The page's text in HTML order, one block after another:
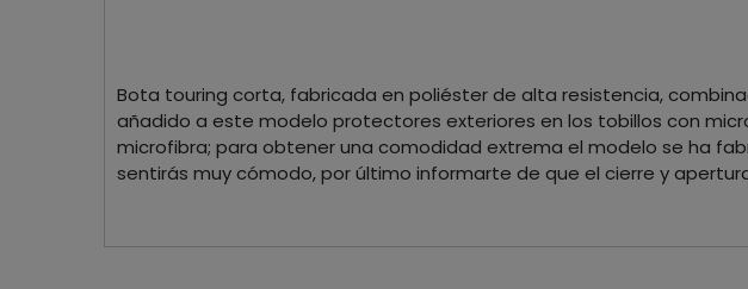
Bota touring corta, fabricada en poliéster de alta resistencia,
añadido a este modelo protectores exteriores en los tobillos con
microfibra; para obtener una comodidad extrema el modelo se ha
sentirás muy cómodo, por último informarte de que el cierre y